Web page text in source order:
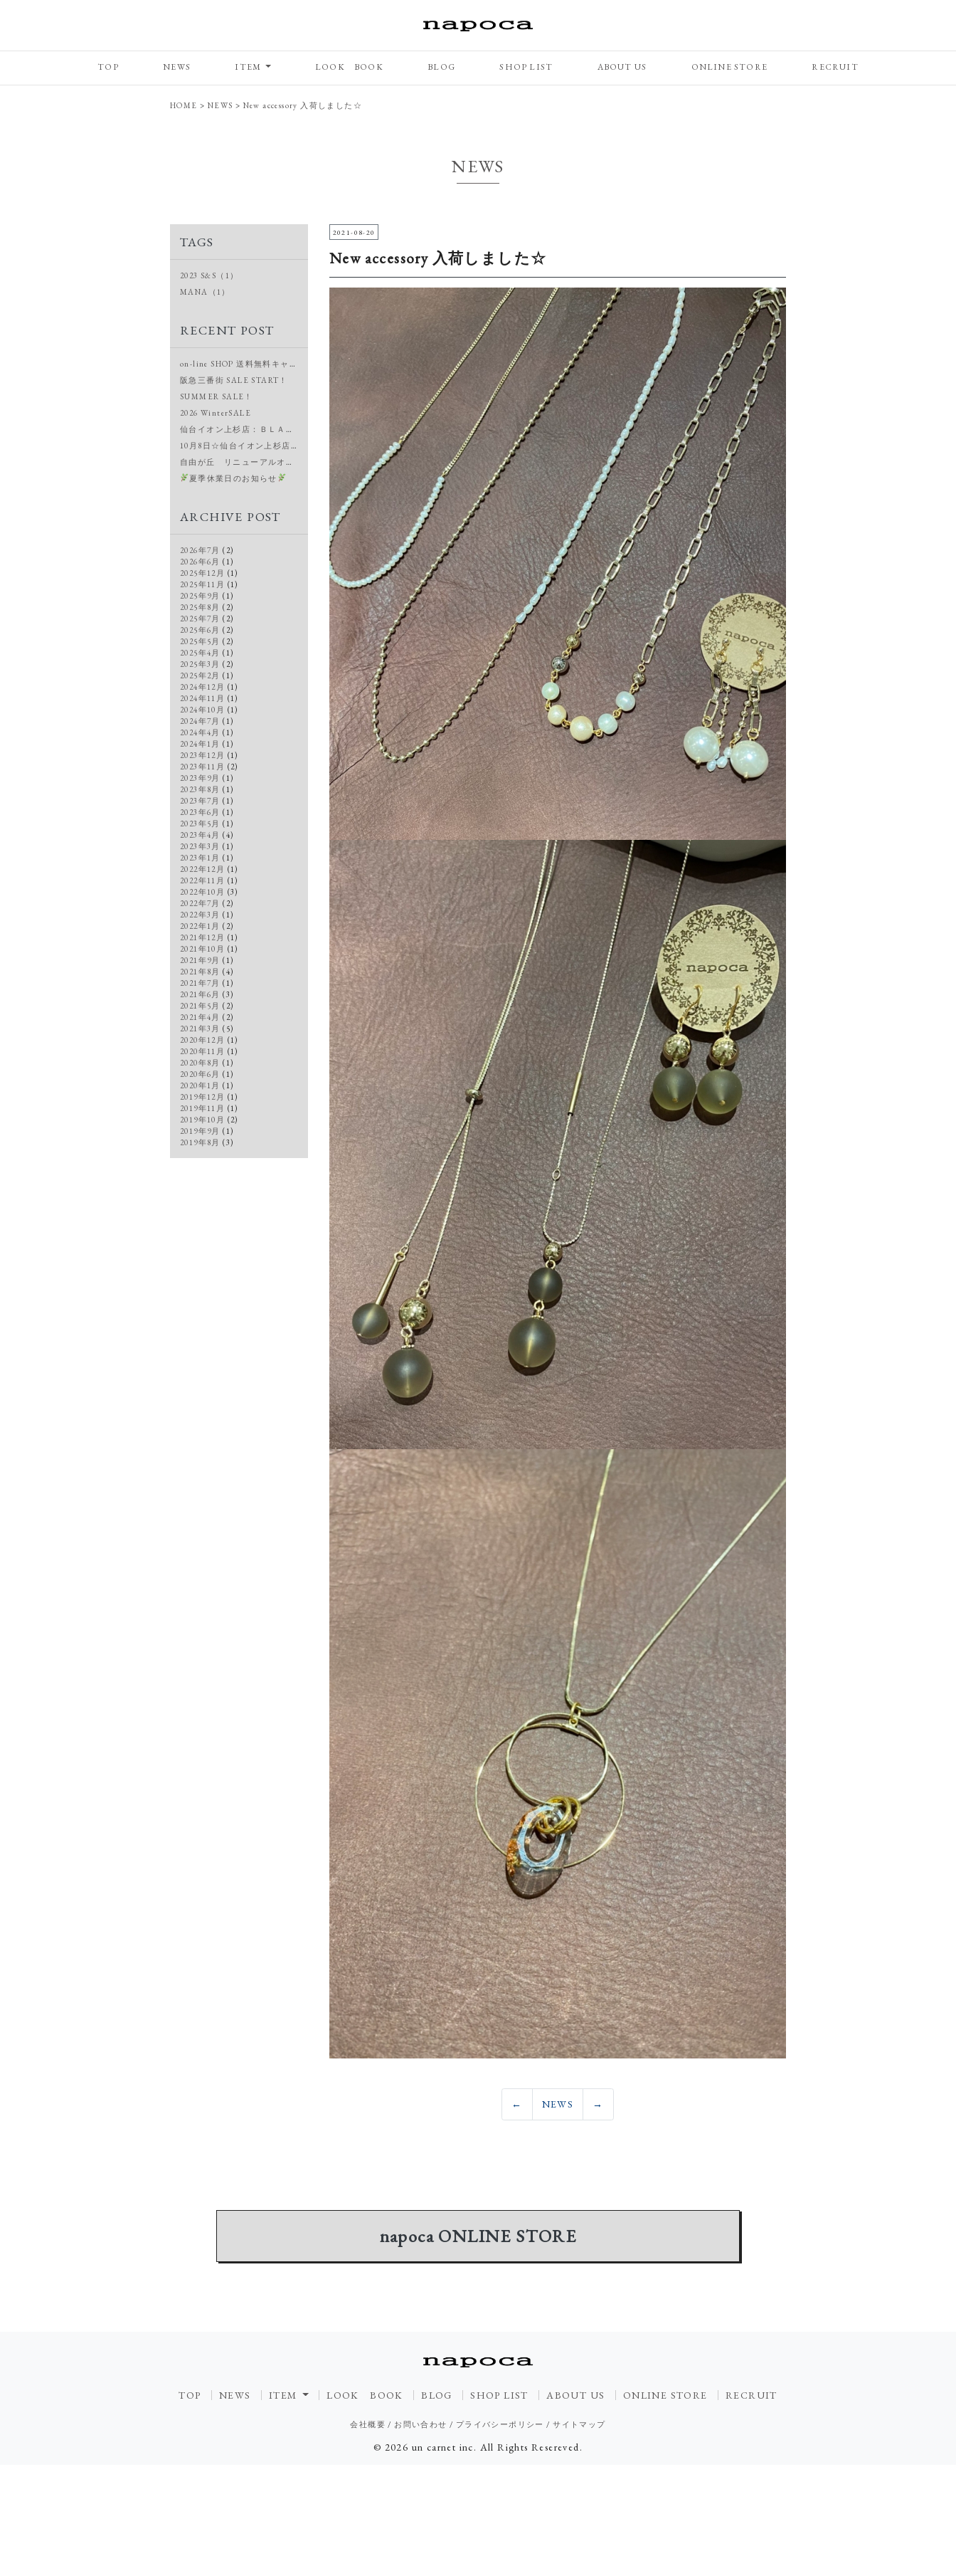
TOP NEWS ITEM LOOK BOOK BLOG SHOP LIST ABOUT US ONLINE STORE RECRUIT
HOME > NEWS > New accessory 入荷しました☆
NEWS
2021-08-20
New accessory 入荷しました☆
← NEWS →
TAGS
2023 S&S（1）
MANA（1）
RECENT POST
on-line SHOP 送料無料キャンペーン＆新作入荷
阪急三番街 SALE START！
SUMMER SALE！
2026 WinterSALE
仙台イオン上杉店：ＢＬＡＣＫ ＦＲＩＤＡＹ！
10月8日☆仙台イオン上杉店OPEN
自由が丘 リニューアルオープン
夏季休業日のお知らせ
ARCHIVE POST
2026年7月 (2)
2026年6月 (1)
2025年12月 (1)
2025年11月 (1)
2025年9月 (1)
2025年8月 (2)
2025年7月 (2)
2025年6月 (2)
2025年5月 (2)
2025年4月 (1)
2025年3月 (2)
2025年2月 (1)
2024年12月 (1)
2024年11月 (1)
2024年10月 (1)
2024年7月 (1)
2024年4月 (1)
2024年1月 (1)
2023年12月 (1)
2023年11月 (2)
2023年9月 (1)
2023年8月 (1)
2023年7月 (1)
2023年6月 (1)
2023年5月 (1)
2023年4月 (4)
2023年3月 (1)
2023年1月 (1)
2022年12月 (1)
2022年11月 (1)
2022年10月 (3)
2022年7月 (2)
2022年3月 (1)
2022年1月 (2)
2021年12月 (1)
2021年10月 (1)
2021年9月 (1)
2021年8月 (4)
2021年7月 (1)
2021年6月 (3)
2021年5月 (2)
2021年4月 (2)
2021年3月 (5)
2020年12月 (1)
2020年11月 (1)
2020年8月 (1)
2020年6月 (1)
2020年1月 (1)
2019年12月 (1)
2019年11月 (1)
2019年10月 (2)
2019年9月 (1)
2019年8月 (3)
napocaONLINE STORE
TOP NEWS ITEM LOOK BOOK BLOG SHOP LIST ABOUT US ONLINE STORE RECRUIT
会社概要 / お問い合わせ / プライバシーポリシー /サイトマップ
© 2026 un carnet inc. All Rights Resereved.